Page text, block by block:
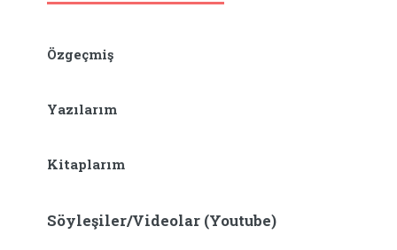
Özgeçmiş
Yazılarım
Kitaplarım
Söyleşiler/Videolar (Youtube)